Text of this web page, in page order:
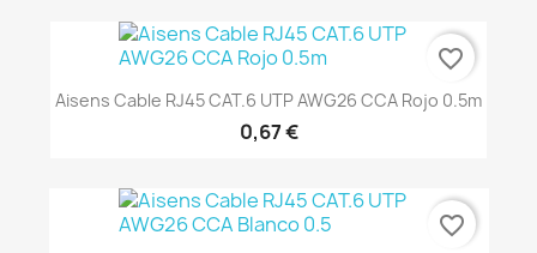
Aisens Cable RJ45 CAT.6 UTP AWG26 CCA Rojo 0.5m
0,67 €
favorite_border
favorite_border